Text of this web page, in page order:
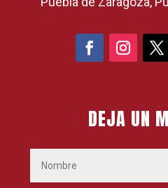
DEJA UN